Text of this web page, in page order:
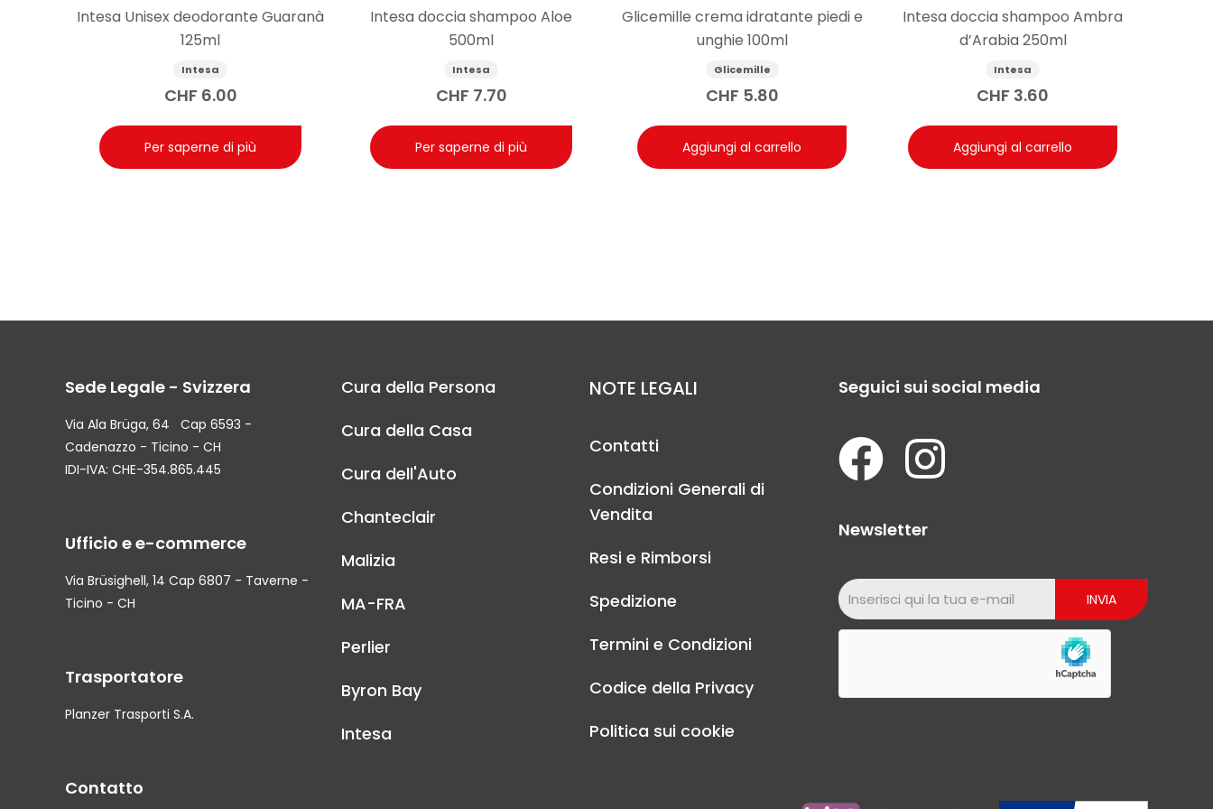
Intesa Unisex deodorante Guaranà
125ml
Intesa
CHF 6.00
Per saperne di più
Intesa doccia shampoo Aloe
500ml
Intesa
CHF 7.70
Per saperne di più
Glicemille crema idratante piedi e
unghie 100ml
Glicemille
CHF 5.80
Aggiungi al carrello
Intesa doccia shampoo Ambra
d’Arabia 250ml
Intesa
CHF 3.60
Aggiungi al carrello
Sede Legale - Svizzera
Via Ala Brüga, 64 Cap 6593 -
Cadenazzo - Ticino - CH
IDI-IVA: CHE-354.865.445
Ufficio e e-commerce
Via Brüsighell, 14 Cap 6807 - Taverne -
Ticino - CH
Trasportatore
Planzer Trasporti S.A.
Contatto
Cura della Persona
Cura della Casa
Cura dell'Auto
Chanteclair
Malizia
MA-FRA
Perlier
Byron Bay
Intesa
NOTE LEGALI
Contatti
Condizioni Generali di
Vendita
Resi e Rimborsi
Spedizione
Termini e Condizioni
Codice della Privacy
Politica sui cookie
Seguici sui social media
Newsletter